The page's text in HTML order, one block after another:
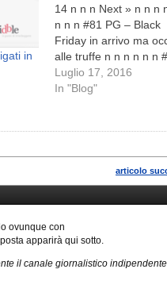
in
14 n n n Next » n n n
n n n #81 PG – Black
Friday in arrivo ma
alle truffe n n n n n n
PG – Ben arrivato…
Luglio 17, 2016
In "Blog"
articolo
ovunque con
apparirà qui sotto.
il canale giornalistico